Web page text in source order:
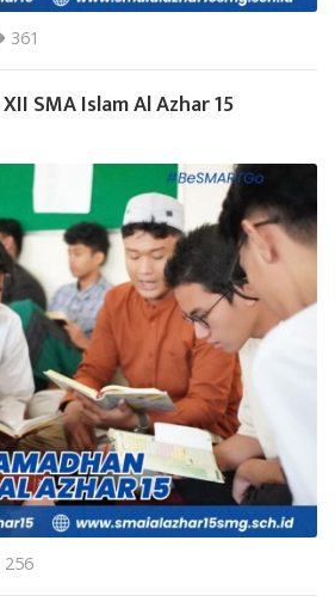
361
SMA Islam Al Azhar 15
256